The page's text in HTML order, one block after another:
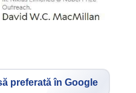
preferată în Google